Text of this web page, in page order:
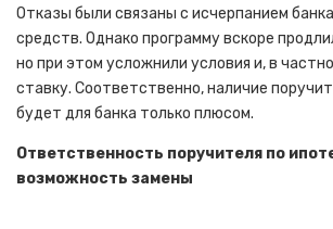
Отказы были связаны с исчерпанием
средств. Однако программу вскоре
но при этом усложнили условия и, в
ставку. Соответственно, наличие
будет для банка только плюсом.
Ответственность поручителя по
возможность замены